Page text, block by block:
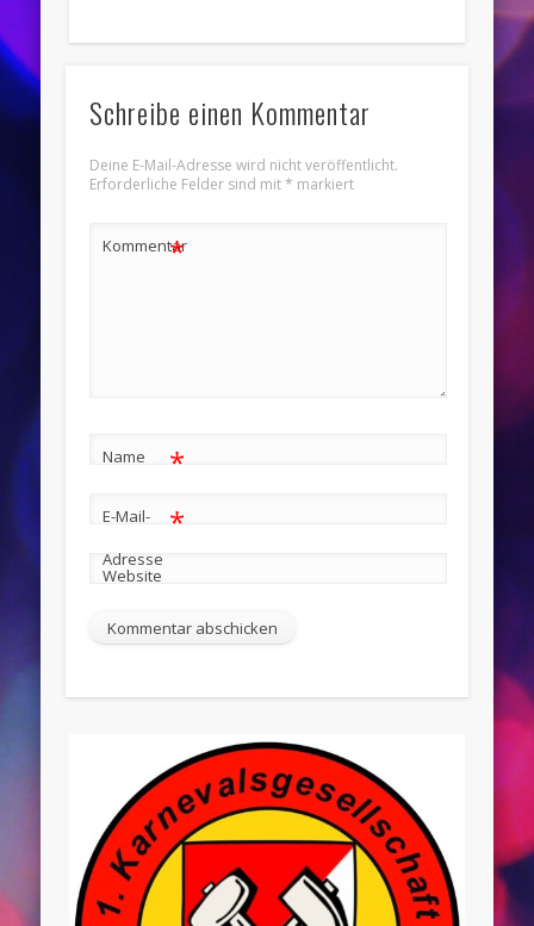
Schreibe einen Kommentar
Deine E-Mail-Adresse wird nicht veröffentlicht.
Erforderliche Felder sind mit* markiert
Kommentar
*
Name *
E-Mail-
Adresse
*
Website